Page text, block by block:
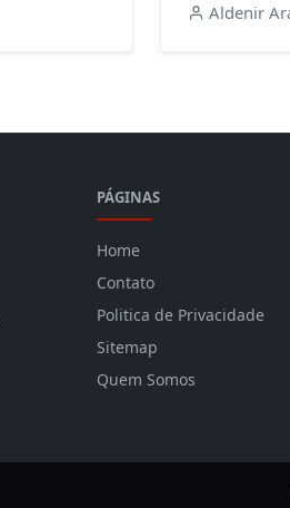
Aldenir
PÁGINAS
Home
Contato
Politica de Privacidade
Sitemap
Quem Somos